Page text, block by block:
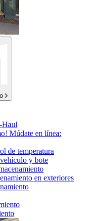
Haul
Múdate en línea:
de temperatura
y bote
en exteriores